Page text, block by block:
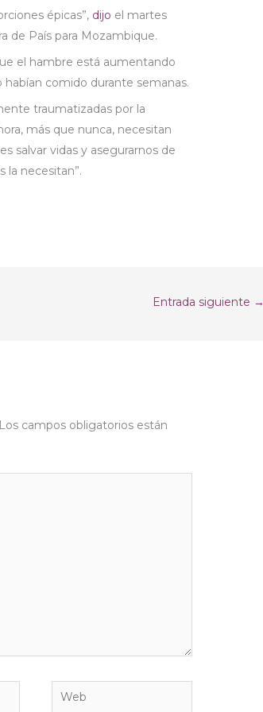
épicas”, dijo el martes
de País para Mozambique.
el hambre está aumentando
comido durante semanas.
traumatizadas por la
más que nunca, necesitan
salvar vidas y asegurarnos de
la necesitan”.
Entrada siguiente
Los campos obligatorios están
Web